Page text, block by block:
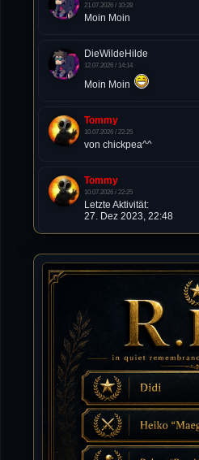
21.07.2026 / 10:28
Moin Moin
DieWildeHilde
12.07.2026 / 14:14
Moin Moin
Tommy
10.07.2026 / 22:25
von chickpea^^
Tommy
10.07.2026 / 22:25
Letzte Aktivität:
27. Dez 2023, 22:48
DieWildeHilde
10.07.2026 / 12:48
Happy Birthday Chickpea
DieWildeHilde
10.07.2026 / 10:08
Hallo meine Lieben!
Isimiyaki
10.07.2026 / 00:34
Alles gute chickpea
Mojochilla